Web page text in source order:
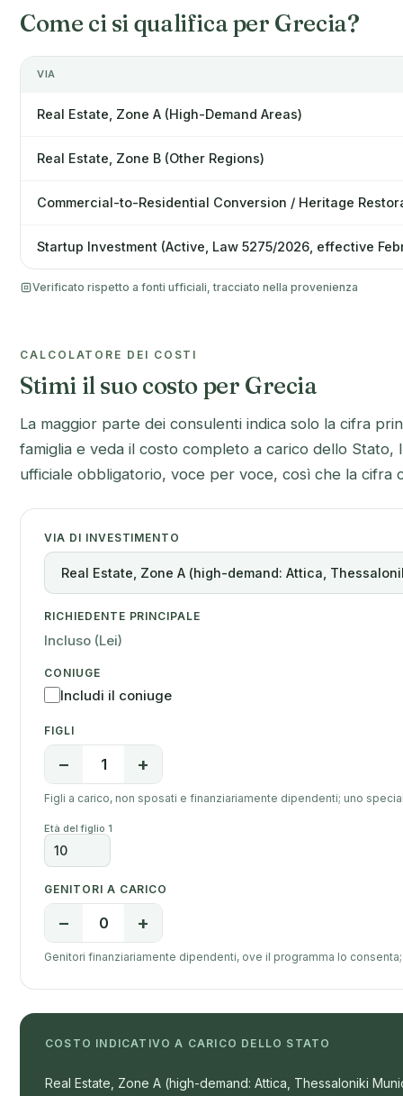
Come ci si qualifica per Grecia?
VIA
Real Estate, Zone A (High-Demand Areas)
Real Estate, Zone B (Other Regions)
Commercial-to-Residential Conversion / Heritage
Startup Investment (Active, Law 5275/2026, effective
Verificato rispetto a fonti ufficiali, tracciato nella provenienza
CALCOLATORE DEI COSTI
Stimi il suo costo per Grecia
La maggior parte dei consulenti indica solo la cifra
famiglia e veda il costo completo a carico dello
ufficiale obbligatorio, voce per voce, così che la cifra
VIA DI INVESTIMENTO
RICHIEDENTE PRINCIPALE
Incluso (Lei)
CONIUGE
Includi il coniuge
FIGLI
− 1 +
Figli a carico, non sposati e finanziariamente dipendenti; uno
Età del figlio 1
GENITORI A CARICO
− 0 +
Genitori finanziariamente dipendenti, ove il programma lo
COSTO INDICATIVO A CARICO DELLO STATO
Real Estate, Zone A (high-demand: Attica, Thessaloniki